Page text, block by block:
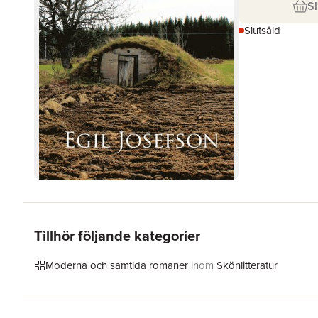
Slutsåld
Tillhör följande kategorier
Moderna och samtida romaner inom Skönlitteratur